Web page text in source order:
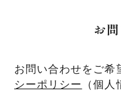
お
お問い合わせをご希
シーポリシー
（個